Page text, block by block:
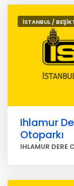
İSTANBUL /
Ihlamur
Otoparkı
IHLAMUR DERE